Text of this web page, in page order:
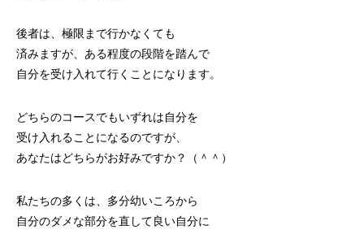
後者は、極限まで行かなくても
済みますが、ある程度の段階を踏んで
自分を受け入れて行くことになります。
どちらのコースでもいずれは自分を
受け入れることになるのですが、
あなたはどちらがお好みですか？（＾＾）
私たちの多くは、多分幼いころから
自分のダメな部分を直して良い自分に